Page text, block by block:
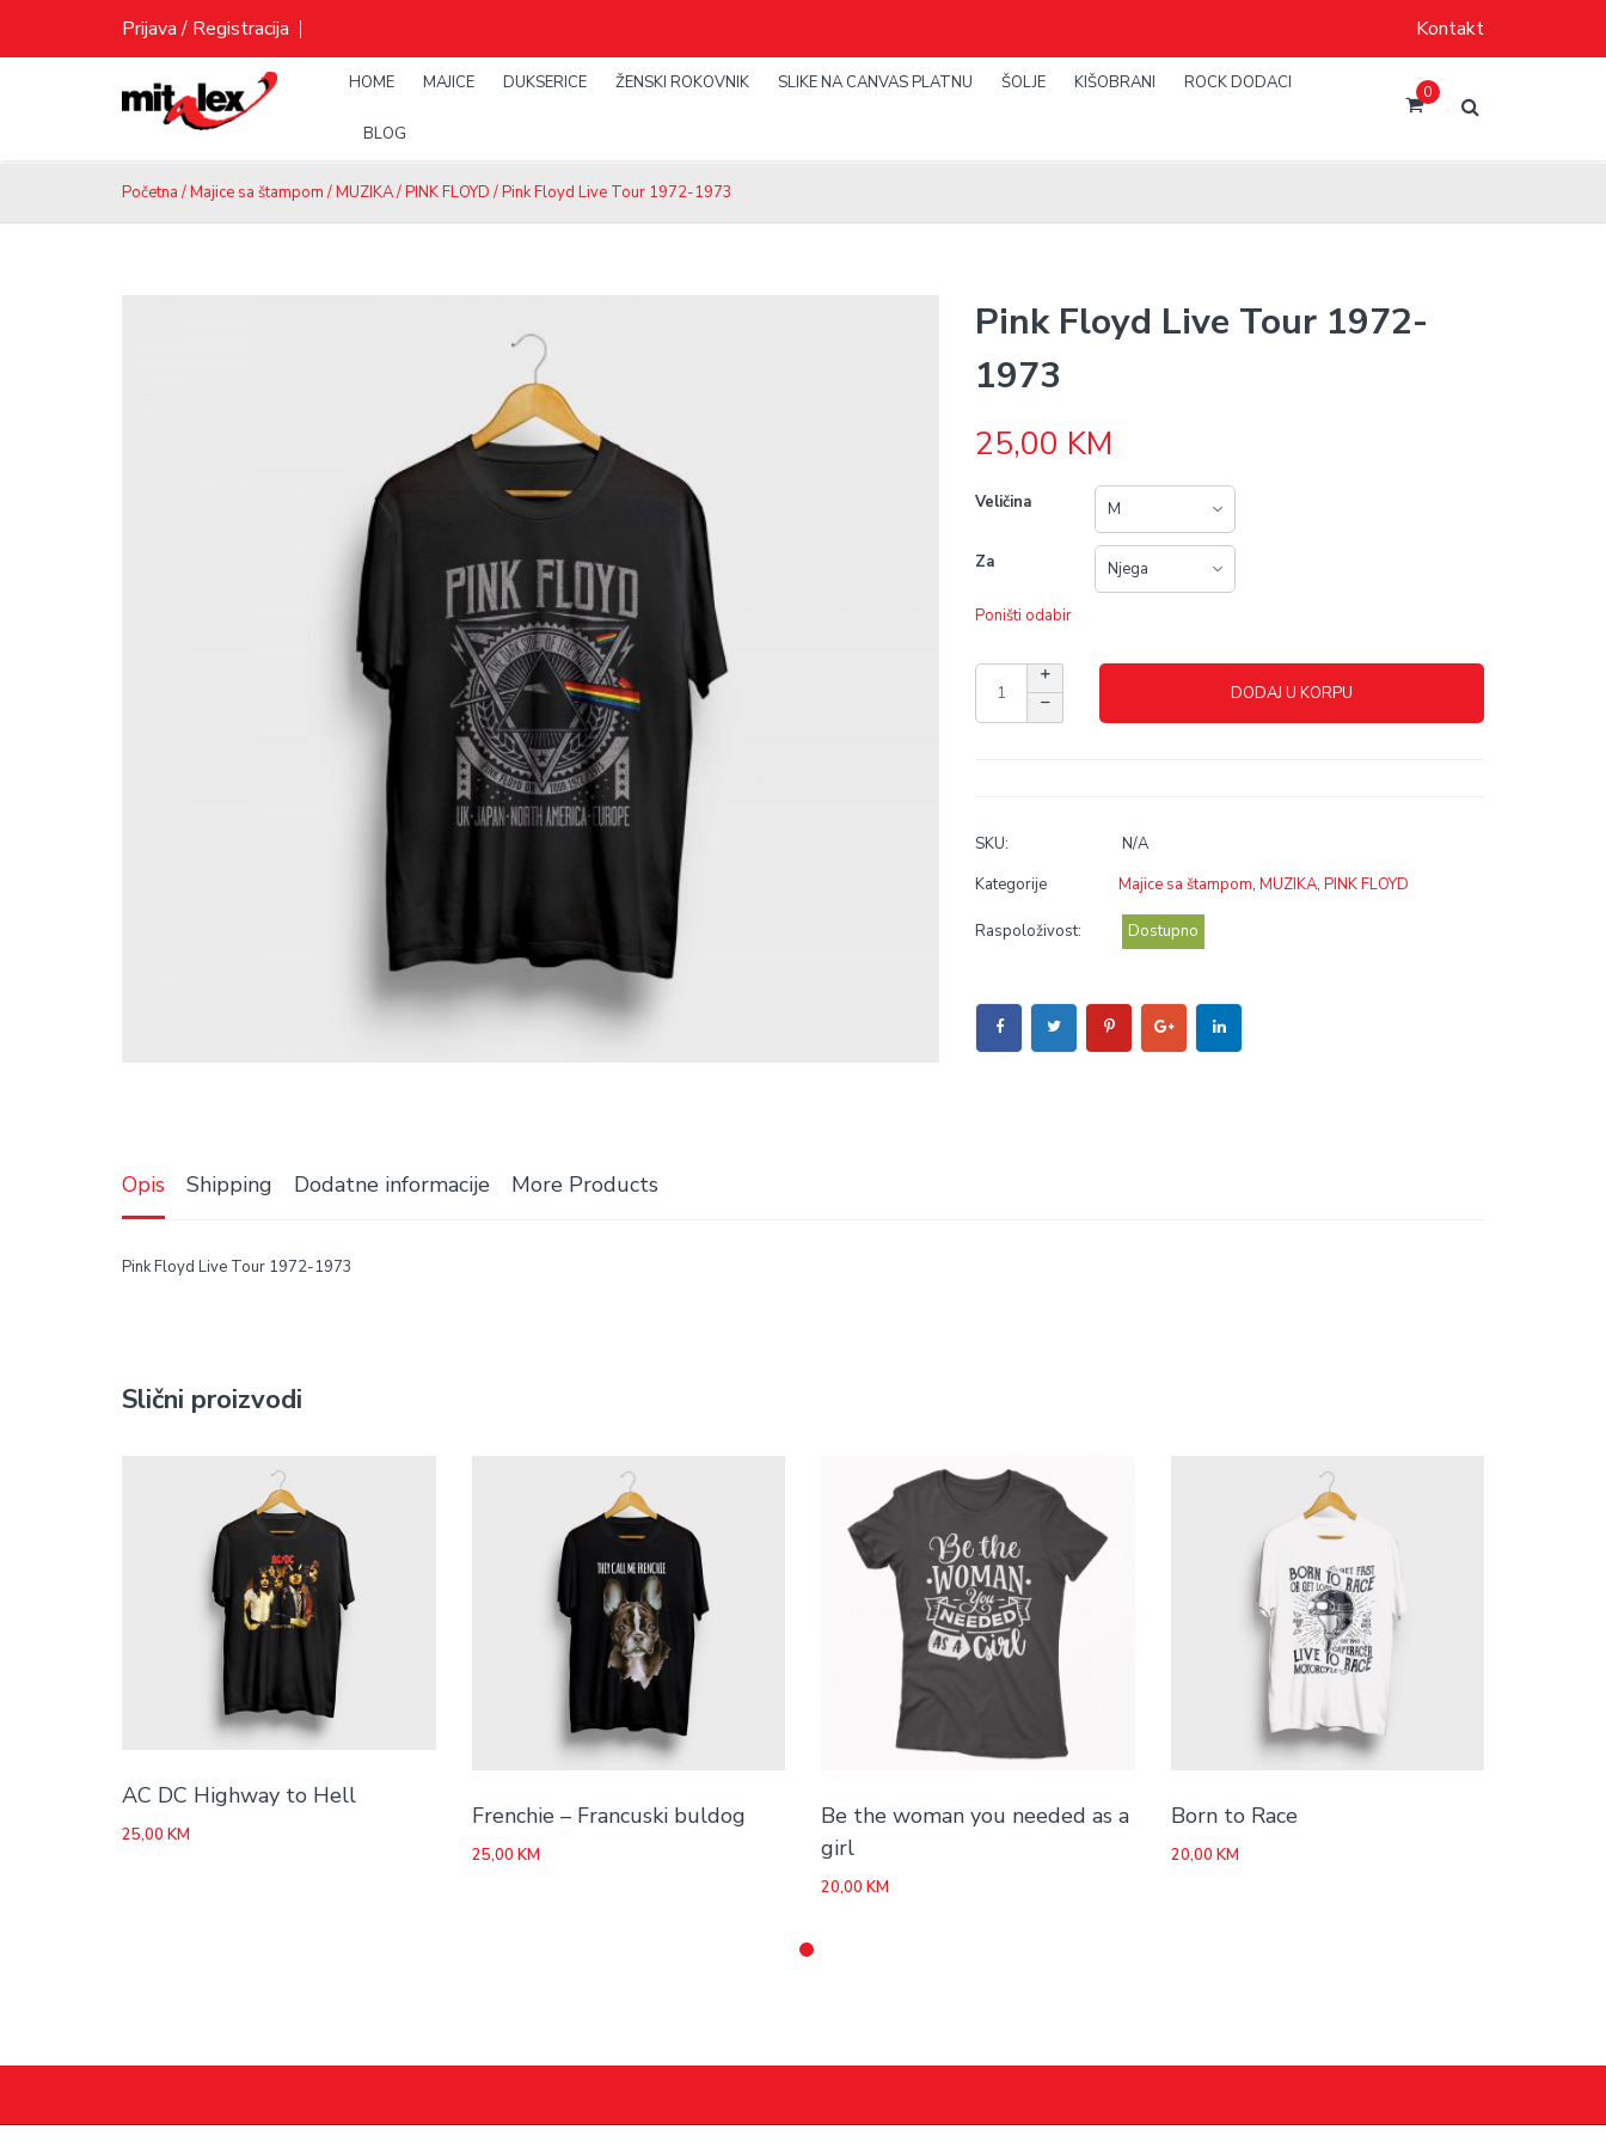
content
Prijava / Registracija Kontakt
HOME MAJICE DUKSERICE ŽENSKI ROKOVNIK SLIKE NA CANVAS PLATNU ŠOLJE KIŠOBRANI ROCK DODACI
BLOG
0
Početna /Majice sa štampom /MUZIKA/PINK FLOYD / Pink Floyd Live Tour 1972-1973
Pink Floyd Live Tour 1972-
1973
25,00 KM
Veličina
Za
Poništi odabir
DODAJ U KORPU
SKU:
N/A
Kategorije
Majice sa štampom, MUZIKA, PINK FLOYD
Raspoloživost: Dostupno
Opis Shipping Dodatne informacije More Products
Pink Floyd Live Tour 1972-1973
Slični proizvodi
AC DC Highway to Hell
25,00 KM
Frenchie – Francuski buldog
25,00 KM
Be the woman you needed as a
girl
20,00 KM
Born to Race
20,00 KM